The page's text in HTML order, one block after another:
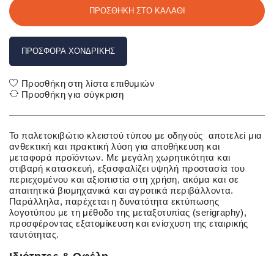
ΠΡΟΣΘΉΚΗ ΣΤΟ ΚΑΛΆΘΙ
ΠΡΟΣΦΟΡΆ ΧΟΝΔΡΙΚΉΣ
Προσθήκη στη λίστα επιθυμιών
Προσθήκη για σύγκριση
Το παλετοκιβώτιο κλειστού τύπου με οδηγούς αποτελεί μια
ανθεκτική και πρακτική λύση για αποθήκευση και
μεταφορά προϊόντων. Με μεγάλη χωρητικότητα και
στιβαρή κατασκευή, εξασφαλίζει υψηλή προστασία του
περιεχομένου και αξιοπιστία στη χρήση, ακόμα και σε
απαιτητικά βιομηχανικά και αγροτικά περιβάλλοντα.
Παράλληλα, παρέχεται η δυνατότητα εκτύπωσης
λογοτύπου με τη μέθοδο της μεταξοτυπίας (serigraphy),
προσφέροντας εξατομίκευση και ενίσχυση της εταιρικής
ταυτότητας.